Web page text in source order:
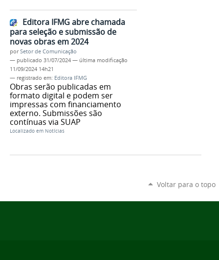
Editora IFMG abre chamada
para seleção e submissão de
novas obras em 2024
porSetor de Comunicação
— publicado 31/07/2024 — última modificação
11/09/2024 14h21
— registrado em: Editora IFMG
Obras serão publicadas em
formato digital e podem ser
impressas com financiamento
externo. Submissões são
contínuas via SUAP
Localizado em Notícias
Voltar para o topo